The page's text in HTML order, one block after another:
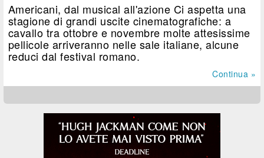
Americani, dal musical all'azione Ci aspetta una
stagione di grandi uscite cinematografiche: a
cavallo tra ottobre e novembre molte attesissime
pellicole arriveranno nelle sale italiane, alcune
reduci dal festival romano.
Continua »